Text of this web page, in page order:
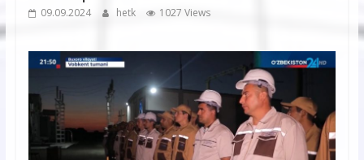
09.09.2024 hetk 1027 Views